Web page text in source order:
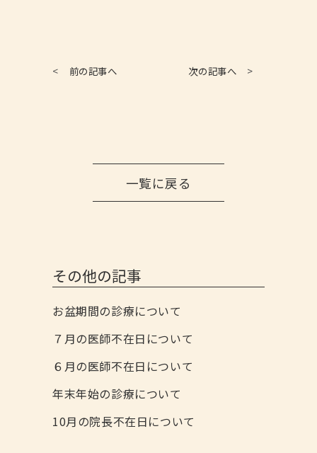
< 前の記事へ 次の記事へ >
一覧に戻る
その他の記事
お盆期間の診療について
７月の医師不在日について
６月の医師不在日について
年末年始の診療について
10月の院長不在日について